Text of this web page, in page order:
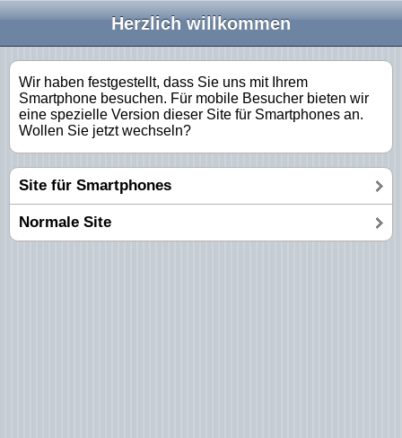
Herzlich willkommen
Wir haben festgestellt, dass Sie uns mit Ihrem
Smartphone besuchen. Für mobile Besucher bieten wir
eine spezielle Version dieser Site für Smartphones an.
Wollen Sie jetzt wechseln?
Site für Smartphones
Normale Site